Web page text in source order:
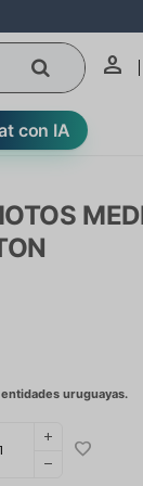
con IA
add
remove